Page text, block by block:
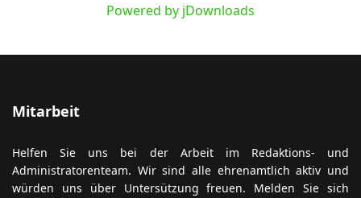
Powered by jDownloads
Mitarbeit
Helfen Sie uns bei der Arbeit im Redaktions- und
Administratorenteam. Wir sind alle ehrenamtlich aktiv und
würden uns über Untersützung freuen. Melden Sie sich